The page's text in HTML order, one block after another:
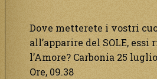
Dove metterete i vostri
all’apparire del SOLE, essi
l’Amore? Carbonia 25
Ore, 09.38